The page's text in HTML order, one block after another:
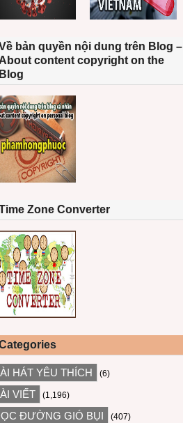
bản quyền nội dung trên Blog –
content copyright on the
Blog
Zone Converter
HÁT YÊU THÍCH (6)
VIẾT (1,196)
ĐƯỜNG GIÓ BỤI (407)